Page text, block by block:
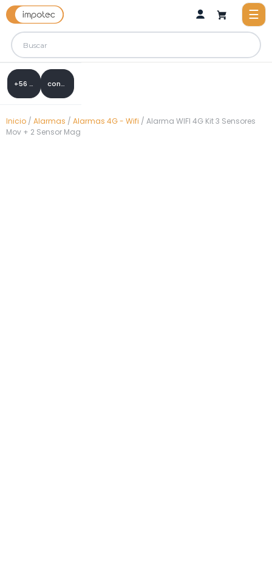
+56 9 8288 0307 contacto@impotec.cl
Inicio / Alarmas / Alarmas 4G - Wifi / Alarma WIFI 4G Kit 3 Sensores
Mov + 2 Sensor Mag